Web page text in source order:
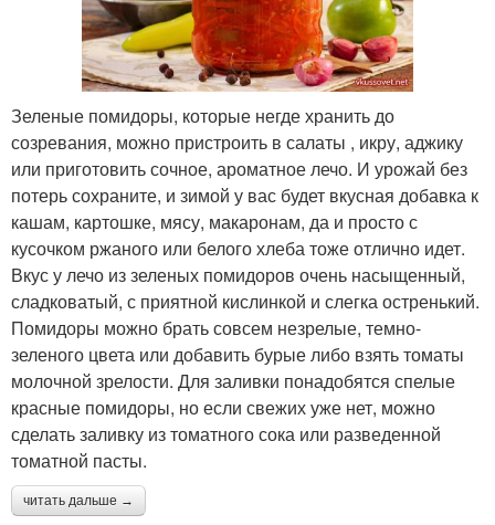
Зеленые помидоры, которые негде хранить до
созревания, можно пристроить в салаты , икру, аджику
или приготовить сочное, ароматное лечо. И урожай без
потерь сохраните, и зимой у вас будет вкусная добавка к
кашам, картошке, мясу, макаронам, да и просто с
кусочком ржаного или белого хлеба тоже отлично идет.
Вкус у лечо из зеленых помидоров очень насыщенный,
сладковатый, с приятной кислинкой и слегка остренький.
Помидоры можно брать совсем незрелые, темно-
зеленого цвета или добавить бурые либо взять томаты
молочной зрелости. Для заливки понадобятся спелые
красные помидоры, но если свежих уже нет, можно
сделать заливку из томатного сока или разведенной
томатной пасты.
читать дальше →